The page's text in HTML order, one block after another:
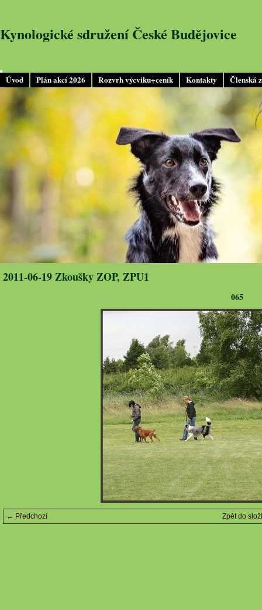
Úvod Plán akcí 2026 Rozvrh výcviku+ceník Kontakty Členská
Kynologické sdružení České Budějovice
2011-06-19 Zkoušky ZOP, ZPU1
065
← Předchozí Zpět do